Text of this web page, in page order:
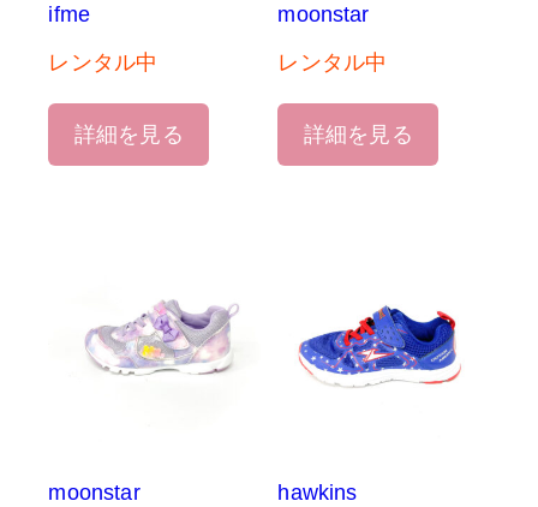
ifme
レンタル中
詳細を見る
moonstar
レンタル中
詳細を見る
moonstar
hawkins